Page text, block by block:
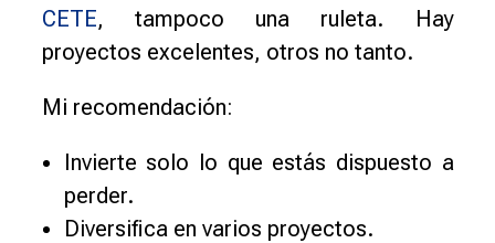
CETE, tampoco una ruleta. Hay
proyectos excelentes, otros no tanto.
Mi recomendación:
Invierte solo lo que estás dispuesto a
perder.
Diversifica en varios proyectos.